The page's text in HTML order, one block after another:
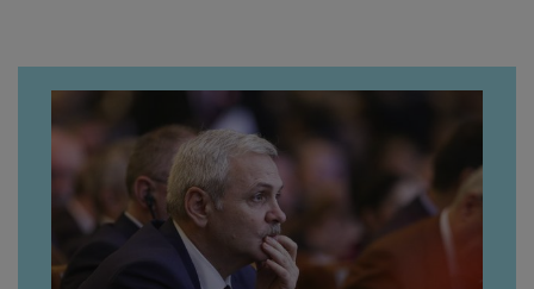
înconjurul presei